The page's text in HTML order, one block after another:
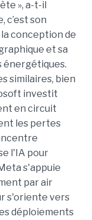
», a-t-il
c’est son
conception de
et sa
énergétiques.
similaires, bien
investit
en circuit
les pertes
l'IA pour
s'appuie
par air
s'oriente vers
déploiements